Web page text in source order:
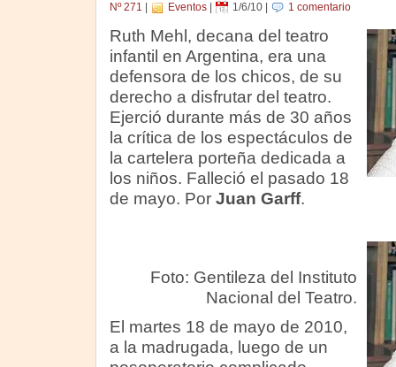
Nº 271 Eventos| 1/6/10| 1 comentario
Ruth Mehl, decana del teatro
infantil en Argentina, era una
defensora de los chicos, de su
derecho a disfrutar del teatro.
Ejerció durante más de 30 años
la crítica de los espectáculos de
la cartelera porteña dedicada a
los niños. Falleció el pasado 18
de mayo. Por Juan Garff.
Foto: Gentileza del Instituto
Nacional del Teatro.
El martes 18 de mayo de 2010,
a la madrugada, luego de un